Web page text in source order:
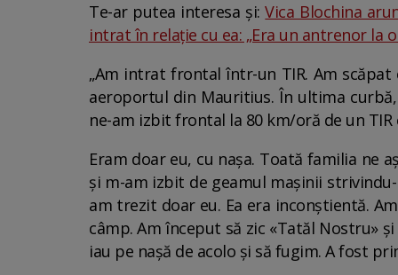
Te-ar putea interesa și:Vica Blochina
intrat în relație cu ea: „Era un antrenor la
„Am intrat frontal într-un TIR. Am
aeroportul din Mauritius. În ultima
ne-am izbit frontal la 80 km/oră de un
Eram doar eu, cu nașa. Toată familia ne
și m-am izbit de geamul mașinii
am trezit doar eu. Ea era inconștientă.
câmp. Am început să zic «Tatăl Nostru»
iau pe nașă de acolo și să fugim. A fost